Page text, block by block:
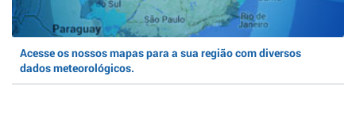
Acesse os nossos mapas para a sua região com diversos
dados meteorológicos.